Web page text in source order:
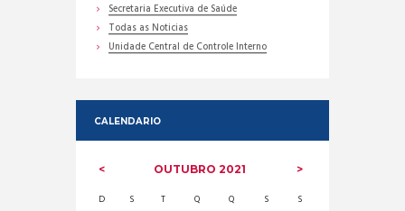
Secretaria Executiva de Saúde
Todas as Noticias
Unidade Central de Controle Interno
CALENDARIO
OUTUBRO2021
D S T Q Q S S